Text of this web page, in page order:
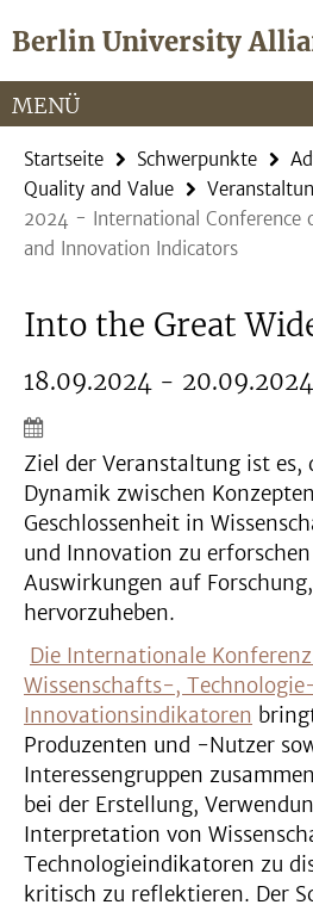
direkt
Inhalt
Berlin University
Service-
Navigation
MENÜ
Startseite Schwerpunkte
Quality and Value
2024 - International Conference
and Innovation Indicators
Into the Great
18.09.2024 - 20.09.2024
Ziel der Veranstaltung ist es,
Dynamik zwischen
Geschlossenheit in
und Innovation zu
Auswirkungen auf
hervorzuheben.
Die Internationale
Wissenschafts-,
Innovationsindikatoren
Produzenten und -Nutzer
Interessengruppen
bei der Erstellung,
Interpretation von
Technologieindikatoren zu
kritisch zu reflektieren. Der